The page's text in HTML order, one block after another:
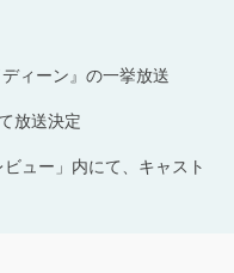
ィーン』の一挙放送
放送決定
ュー」内にて、キャスト